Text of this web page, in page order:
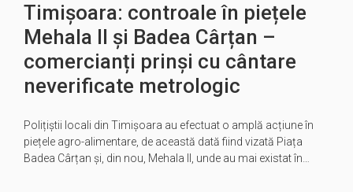
Timișoara: controale în piețele
Mehala II și Badea Cârțan –
comercianți prinși cu cântare
neverificate metrologic
Polițiștii locali din Timișoara au efectuat o amplă acțiune în
piețele agro-alimentare, de această dată fiind vizată Piața
Badea Cârțan și, din nou, Mehala II, unde au mai existat în…